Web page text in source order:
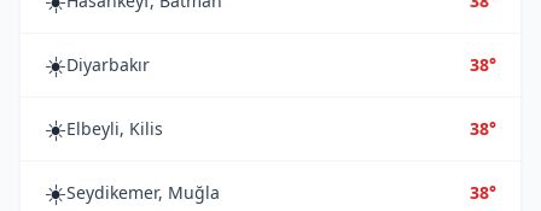
☀️Diyarbakır 38°
☀️Elbeyli, Kilis 38°
☀️Seydikemer, Muğla 38°